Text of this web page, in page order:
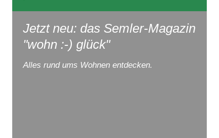
Jetzt neu: das Semler-Magazin
"wohn :-) glück"
Alles rund ums Wohnen entdecken.